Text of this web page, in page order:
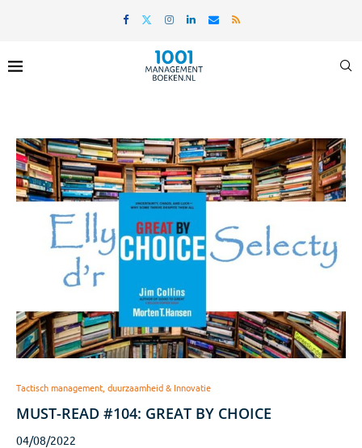
Tactisch management, duurzaamheid & Innovatie
MUST-READ #104: GREAT BY CHOICE
04/08/2022